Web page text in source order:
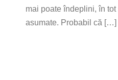
mai poate îndeplini, în
asumate. Probabil că […]